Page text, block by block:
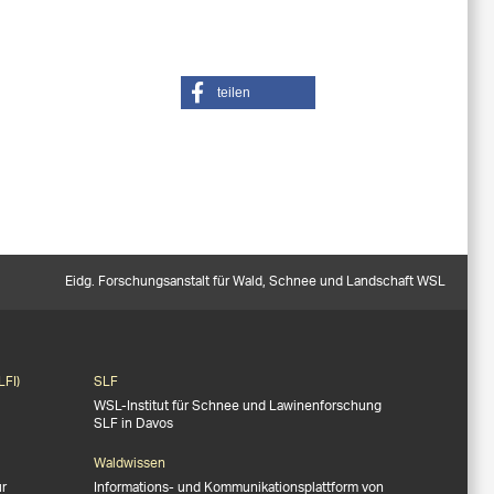
teilen
Eidg. Forschungsanstalt für Wald, Schnee und Landschaft WSL
SLF
WSL-Institut für Schnee und Lawinenforschung
SLF in Davos
Waldwissen
Informations- und Kommunikationsplattform von